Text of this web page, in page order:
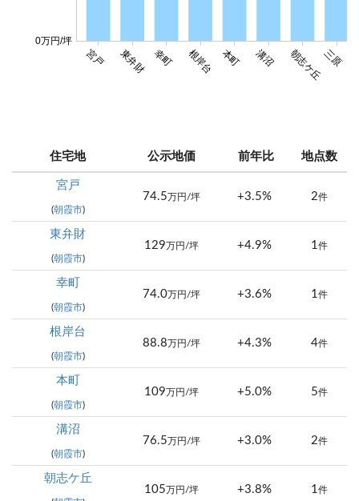
宮戸 東弁財 幸町 根岸台 本町 溝沼 朝志ケ丘三原
0万円/坪
住宅地 公示地価 前年比 地点数
宮戸
(朝霞市)
74.5 万円/坪 +3.5% 2件
東弁財
(朝霞市)
129 万円/坪 +4.9% 1件
幸町
(朝霞市)
74.0 万円/坪 +3.6% 1件
根岸台
(朝霞市)
88.8 万円/坪 +4.3% 4件
本町
(朝霞市)
109 万円/坪 +5.0% 5件
溝沼
(朝霞市)
76.5 万円/坪 +3.0% 2件
朝志ケ丘
105 万円/坪 +3.8% 1件